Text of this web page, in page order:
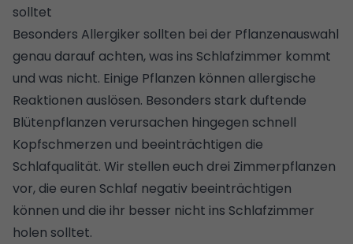
solltet
Besonders Allergiker sollten bei der Pflanzenauswahl
genau darauf achten, was ins Schlafzimmer kommt
und was nicht. Einige Pflanzen können allergische
Reaktionen auslösen. Besonders stark duftende
Blütenpflanzen verursachen hingegen schnell
Kopfschmerzen und beeinträchtigen die
Schlafqualität. Wir stellen euch drei Zimmerpflanzen
vor, die euren Schlaf negativ beeinträchtigen
können und die ihr besser nicht ins Schlafzimmer
holen solltet.